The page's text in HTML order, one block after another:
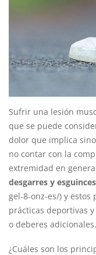
Sufrir una lesión
que se puede
dolor que implica
no contar con la
extremidad en
desgarres y esguinces
gel-8-onz-es/) y estos
prácticas deportivas
o deberes adicionales.
¿Cuáles son los